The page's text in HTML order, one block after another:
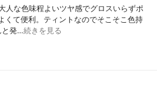
人な色味程よいツヤ感でグロスいらずポ
くて便利。ティントなのでそこそこ色持
と発…続きを見る